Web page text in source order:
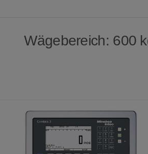
Wägebereich: 600